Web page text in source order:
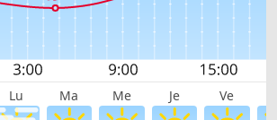
Lu Ma Me Je Ve